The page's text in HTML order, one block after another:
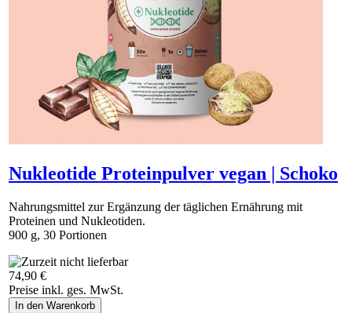
Nukleotide Proteinpulver vegan | Schoko
Nahrungsmittel zur Ergänzung der täglichen Ernährung mit
Proteinen und Nukleotiden.
900 g, 30 Portionen
Ab sofort können Sie das Produkt hier bestellen:
https://vegananatura.ch/thuja
74,90 €
Preise inkl. ges. MwSt.